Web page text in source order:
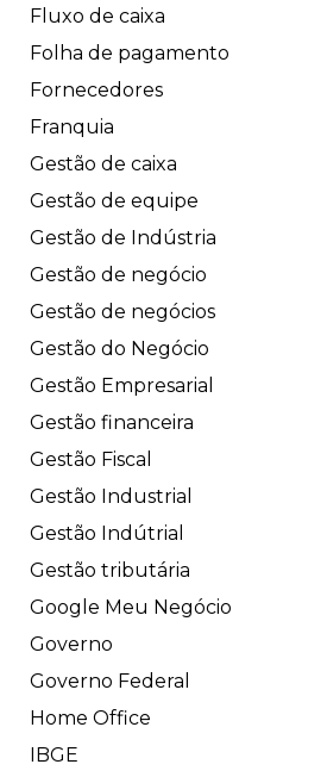
Fluxo de caixa
Folha de pagamento
Fornecedores
Franquia
Gestão de caixa
Gestão de equipe
Gestão de Indústria
Gestão de negócio
Gestão de negócios
Gestão do Negócio
Gestão Empresarial
Gestão financeira
Gestão Fiscal
Gestão Industrial
Gestão Indútrial
Gestão tributária
Google Meu Negócio
Governo
Governo Federal
Home Office
IBGE